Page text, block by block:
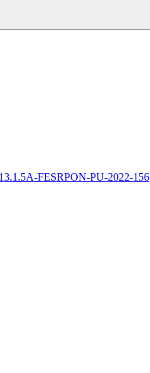
FESRPON-PU-2022-156